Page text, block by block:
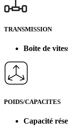
TRANSMISSION
Boite de
POIDS/CAPACITES
Capacité